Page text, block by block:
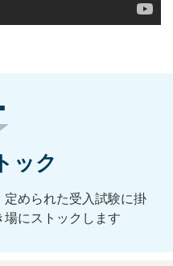
ック
められた受入試験に掛
にストックします